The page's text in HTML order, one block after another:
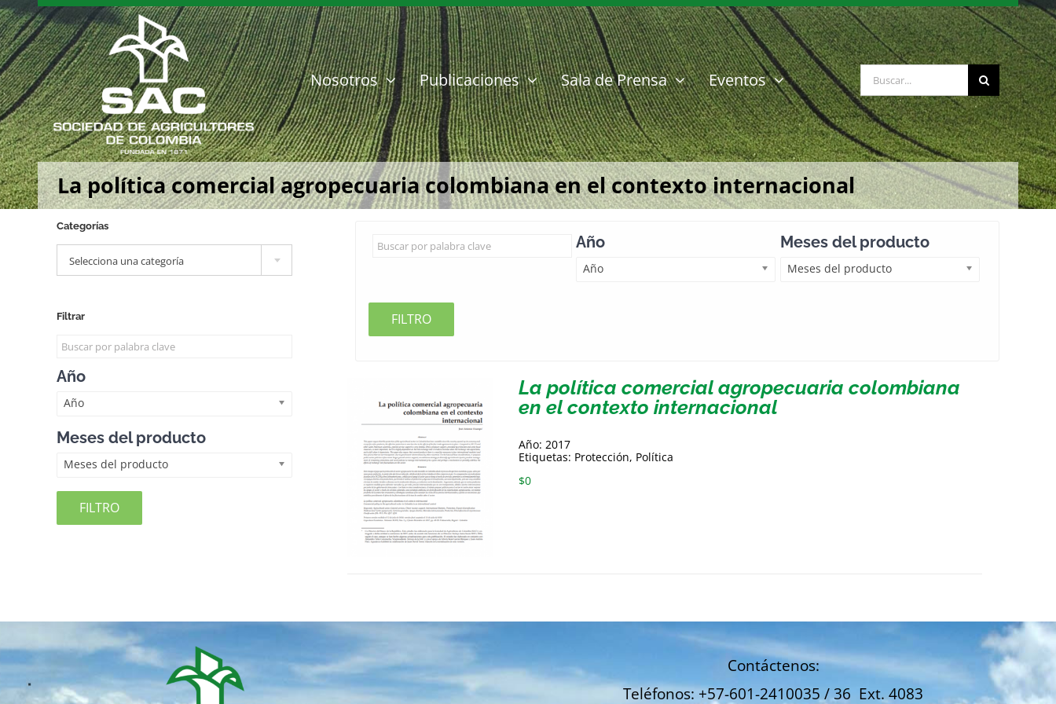
Saltar
al
contenido
Nosotros Publicaciones Sala de Prensa Eventos Buscar:
La política comercial agropecuaria colombiana en el contexto internacional
Año
Año
Meses del producto
Meses del producto
FILTRO
La política comercial agropecuaria colombiana
en el contexto internacional
Año: 2017
Etiquetas: Protección, Política
$0
Categorías
Selecciona una categoría
Filtrar
Año
Año
Meses del producto
Meses del producto
FILTRO
Contáctenos:
Teléfonos: +57-601-2410035 / 36 Ext. 4083